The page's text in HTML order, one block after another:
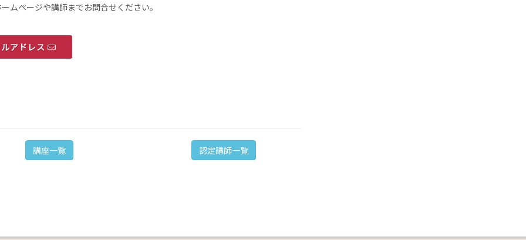
ムページや講師までお問合せください。
アドレス
講座一覧 認定講師一覧